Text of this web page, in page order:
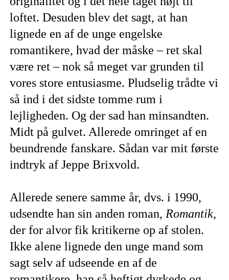
loftet. Desuden blev det sagt, at han
lignede en af de unge engelske
romantikere, hvad der måske – ret skal
være ret – nok så meget var grunden til
vores store entusiasme. Pludselig trådte vi
så ind i det sidste tomme rum i
lejligheden. Og der sad han minsandten.
Midt på gulvet. Allerede omringet af en
beundrende fanskare. Sådan var mit første
indtryk af Jeppe Brixvold.
Allerede senere samme år, dvs. i 1990,
udsendte han sin anden roman, Romantik,
der for alvor fik kritikerne op af stolen.
Ikke alene lignede den unge mand som
sagt selv af udseende en af de